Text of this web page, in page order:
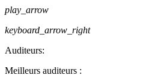
play_arrow
keyboard_arrow_right
Auditeurs:
Meilleurs auditeurs :